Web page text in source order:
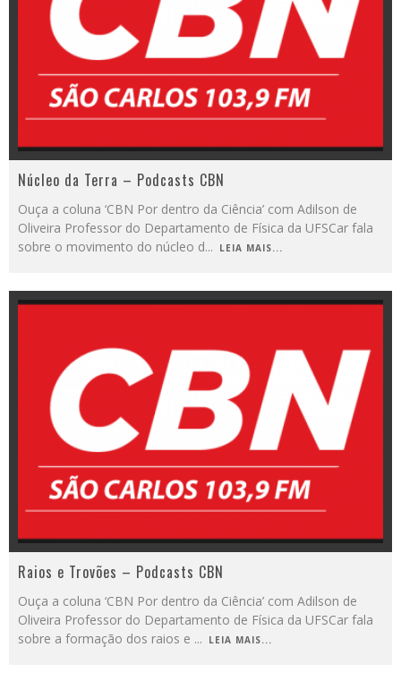
Núcleo da Terra – Podcasts CBN
Ouça a coluna ‘CBN Por dentro da Ciência’ com Adilson de
Oliveira Professor do Departamento de Física da UFSCar fala
sobre o movimento do núcleo d... LEIA MAIS...
Raios e Trovões – Podcasts CBN
Ouça a coluna ‘CBN Por dentro da Ciência’ com Adilson de
Oliveira Professor do Departamento de Física da UFSCar fala
sobre a formação dos raios e ... LEIA MAIS...